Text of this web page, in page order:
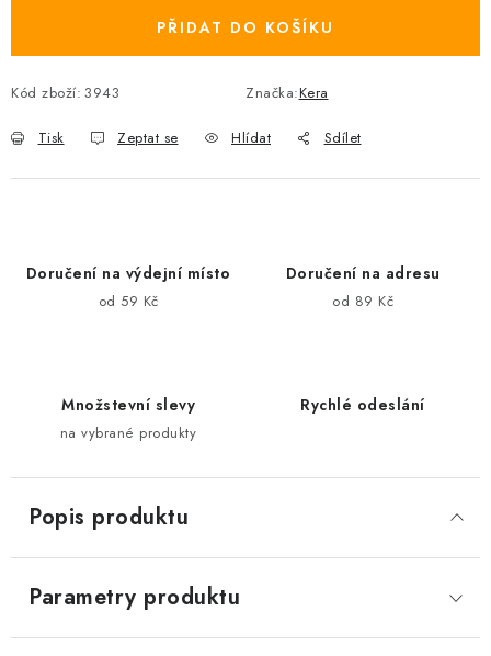
PŘIDAT DO KOŠÍKU
Kód zboží: 3943 Značka:Kera
Tisk Zeptat se Hlídat Sdílet
Doručení na výdejní místo
od 59 Kč
Doručení na adresu
od 89 Kč
Množstevní slevy
na vybrané produkty
Rychlé odeslání
Popis produktu
Parametry produktu